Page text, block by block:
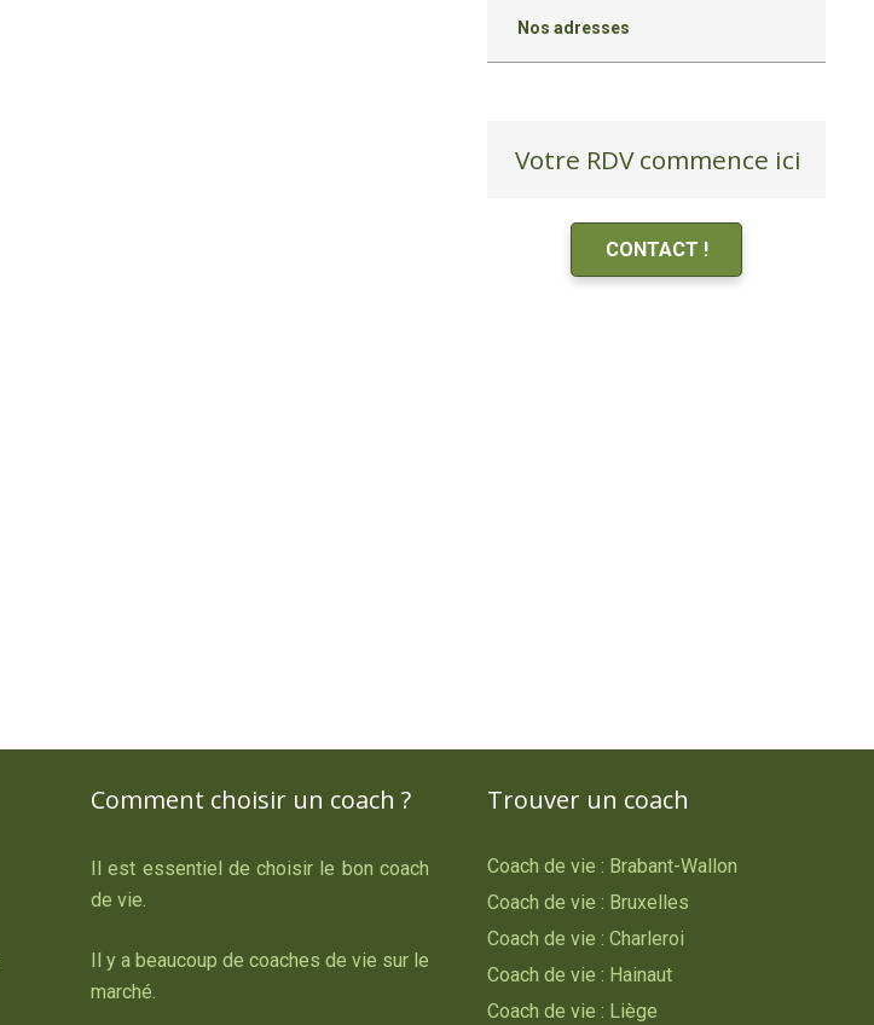
Nos adresses
Votre RDV commence ici
CONTACT !
Comment choisir un coach ?
Il est essentiel de choisir le bon coach
de vie.
Il y a beaucoup de coaches de vie sur le
marché.
Trouver un coach
Coach de vie : Brabant-Wallon
Coach de vie : Bruxelles
Coach de vie : Charleroi
Coach de vie : Hainaut
Coach de vie : Liège